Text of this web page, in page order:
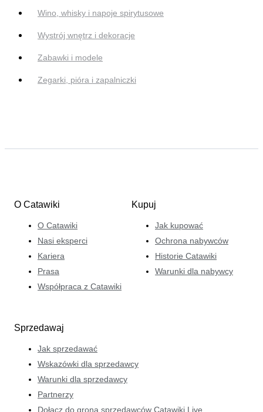
Wino, whisky i napoje spirytusowe
Wystrój wnętrz i dekoracje
Zabawki i modele
Zegarki, pióra i zapalniczki
O Catawiki
O Catawiki
Nasi eksperci
Kariera
Prasa
Współpraca z Catawiki
Kupuj
Jak kupować
Ochrona nabywców
Historie Catawiki
Warunki dla nabywcy
Sprzedawaj
Jak sprzedawać
Wskazówki dla sprzedawcy
Warunki dla sprzedawcy
Partnerzy
Dołącz do grona sprzedawców Catawiki Live